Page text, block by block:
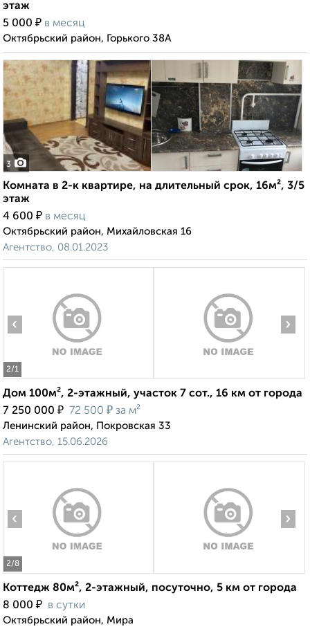
этаж
5 000 ₽ в месяц
Октябрьский район, Горького 38А
3
Комната в 2-к квартире, на длительный срок, 16м², 3/5
этаж
4 600 ₽ в месяц
Октябрьский район, Михайловская 16
Агентство, 08.01.2023
2/1
‹ ›
Дом 100м², 2-этажный, участок 7 сот., 16 км от города
7 250 000 ₽ 72 500 ₽ за м²
Ленинский район, Покровская 33
Агентство, 15.06.2026
2/8
‹ ›
Коттедж 80м², 2-этажный, посуточно, 5 км от города
8 000 ₽ в сутки
Октябрьский район, Мира